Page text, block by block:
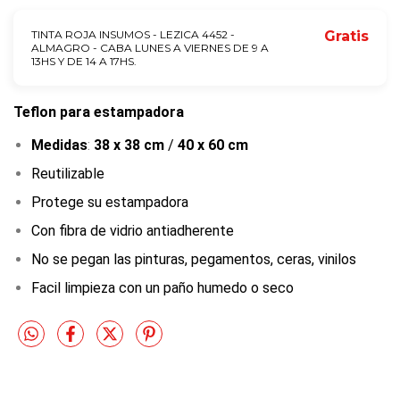
TINTA ROJA INSUMOS - LEZICA 4452 -
ALMAGRO - CABA LUNES A VIERNES DE 9 A
13HS Y DE 14 A 17HS.
Gratis
Teflon para estampadora
Medidas: 38 x 38 cm / 40 x 60 cm
Reutilizable
Protege su estampadora
Con fibra de vidrio antiadherente
No se pegan las pinturas, pegamentos, ceras, vinilos
Facil limpieza con un paño humedo o seco